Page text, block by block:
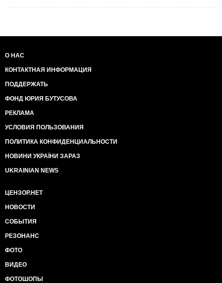
О НАС
КОНТАКТНАЯ ИНФОРМАЦИЯ
ПОДДЕРЖАТЬ
ФОНД ЮРИЯ БУТУСОВА
РЕКЛАМА
УСЛОВИЯ ПОЛЬЗОВАНИЯ
ПОЛИТИКА КОНФИДЕНЦИАЛЬНОСТИ
НОВИНИ УКРАЇНИ ЗАРАЗ
UKRAINIAN NEWS
ЦЕНЗОР.НЕТ
НОВОСТИ
СОБЫТИЯ
РЕЗОНАНС
ФОТО
ВИДЕО
ФОТОШОПЫ